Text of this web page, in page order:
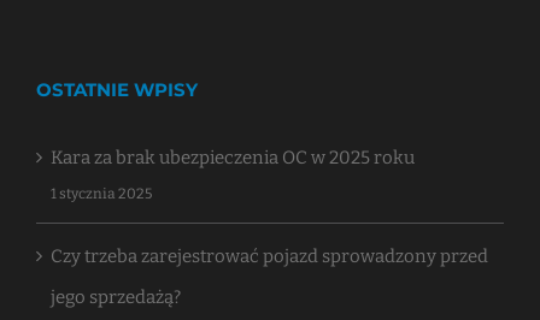
OSTATNIE WPISY
Kara za brak ubezpieczenia OC w 2025 roku
1 stycznia 2025
Czy trzeba zarejestrować pojazd sprowadzony przed
jego sprzedażą?